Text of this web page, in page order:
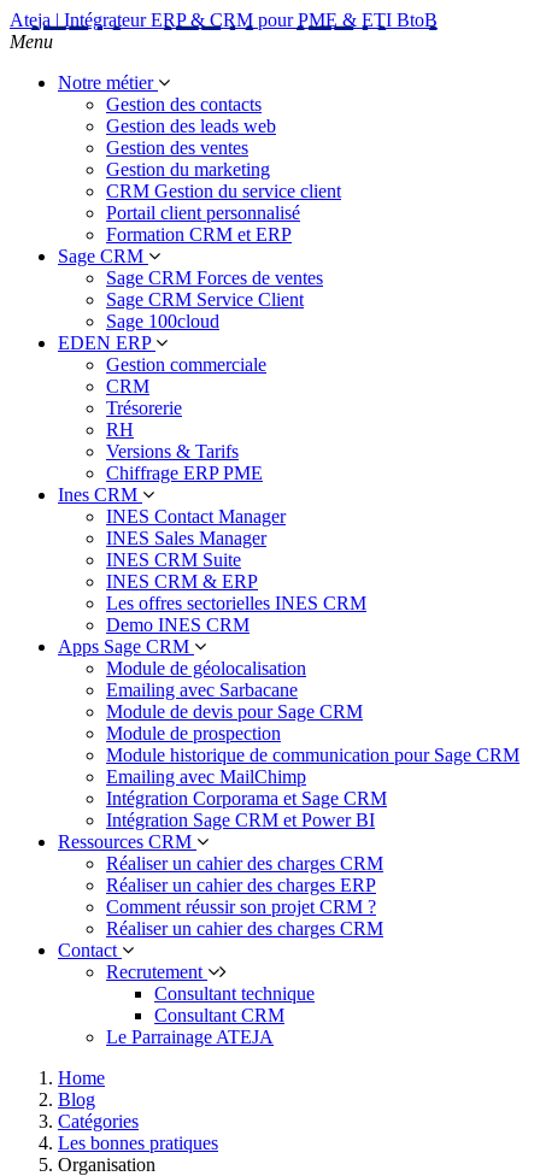
Ateja | Intégrateur ERP & CRM pour PME & ETI BtoB
Menu
Notre métier
Gestion des contacts
Gestion des leads web
Gestion des ventes
Gestion du marketing
CRM Gestion du service client
Portail client personnalisé
Formation CRM et ERP
Sage CRM
Sage CRM Forces de ventes
Sage CRM Service Client
Sage 100cloud
EDEN ERP
Gestion commerciale
CRM
Trésorerie
RH
Versions & Tarifs
Chiffrage ERP PME
Ines CRM
INES Contact Manager
INES Sales Manager
INES CRM Suite
INES CRM & ERP
Les offres sectorielles INES CRM
Demo INES CRM
Apps Sage CRM
Module de géolocalisation
Emailing avec Sarbacane
Module de devis pour Sage CRM
Module de prospection
Module historique de communication pour Sage CRM
Emailing avec MailChimp
Intégration Corporama et Sage CRM
Intégration Sage CRM et Power BI
Ressources CRM
Réaliser un cahier des charges CRM
Réaliser un cahier des charges ERP
Comment réussir son projet CRM ?
Réaliser un cahier des charges CRM
Contact
Recrutement
Consultant technique
Consultant CRM
Le Parrainage ATEJA
Home
Blog
Catégories
Les bonnes pratiques
Organisation